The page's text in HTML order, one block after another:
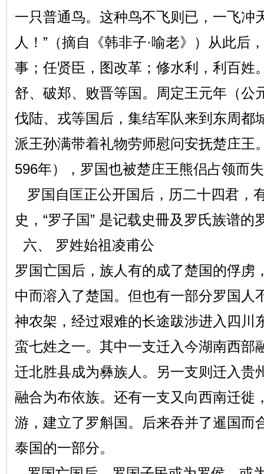
一只普通鸟。这种鸟不飞则已，一飞冲
人！”（摘自《韩非子·喻老》）从此后
事；任贤臣，图改革；修水利，利百姓
舒、破郑、败晋等国。周定王元年（公
伐陆、戎等国后，集结军队来到东周都
派王孙满带着礼物劳师慰问安抚楚庄王
596年），罗国也被楚庄王熊侣占领而
罗国自匡正公开国后，历二十四君，
史，“罗子国” 是记载史冊及罗氏族谱的
六、 罗姓始祖凌甫公
罗国亡国后，族人有的成了楚国的俘虏
中而溶入了楚国。但也有一部分罗国人
神农架，经过艰难的长途跋涉进入四川
蛮七姓之一。其中一支迁入今湖南西部
迁北胜县成为彝族人。另一支则迁入贵
融合为布依族。还有一支又向西南迁徙
游，建立了罗斛国。后来吞并了暹国而
泰国的一部分。